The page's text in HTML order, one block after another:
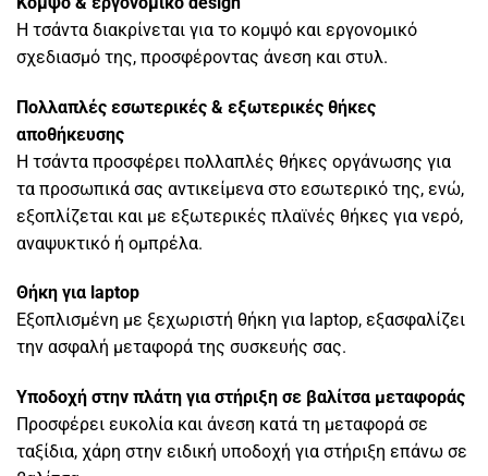
Η τσάντα διακρίνεται για το κομψό και εργονομικό
σχεδιασμό της, προσφέροντας άνεση και στυλ.
Πολλαπλές εσωτερικές & εξωτερικές θήκες
αποθήκευσης
Η τσάντα προσφέρει πολλαπλές θήκες οργάνωσης για
τα προσωπικά σας αντικείμενα στο εσωτερικό της, ενώ,
εξοπλίζεται και με εξωτερικές πλαϊνές θήκες για νερό,
αναψυκτικό ή ομπρέλα.
Θήκη για laptop
Εξοπλισμένη με ξεχωριστή θήκη για laptop, εξασφαλίζει
την ασφαλή μεταφορά της συσκευής σας.
Υποδοχή στην πλάτη για στήριξη σε βαλίτσα μεταφοράς
Προσφέρει ευκολία και άνεση κατά τη μεταφορά σε
ταξίδια, χάρη στην ειδική υποδοχή για στήριξη επάνω σε